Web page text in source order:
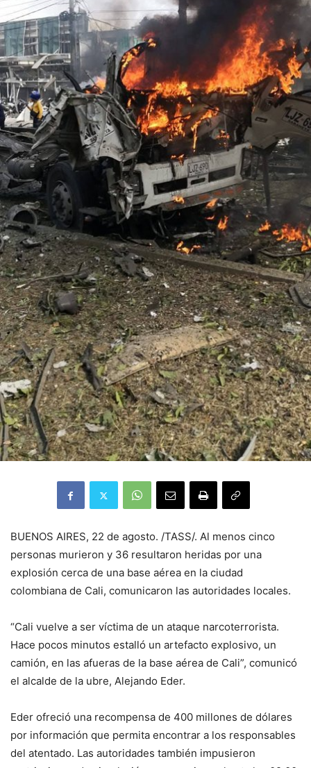
BUENOS AIRES, 22 de agosto. /TASS/. Al menos cinco
personas murieron y 36 resultaron heridas por una
explosión cerca de una base aérea en la ciudad
colombiana de Cali, comunicaron las autoridades locales.
“Cali vuelve a ser víctima de un ataque narcoterrorista.
Hace pocos minutos estalló un artefacto explosivo, un
camión, en las afueras de la base aérea de Cali”, comunicó
el alcalde de la ubre, Alejando Eder.
Eder ofreció una recompensa de 400 millones de dólares
por información que permita encontrar a los responsables
del atentado. Las autoridades también impusieron